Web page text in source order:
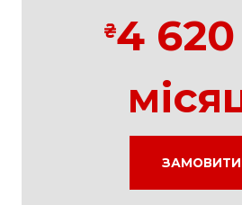
4
ЗАМОВИТИ